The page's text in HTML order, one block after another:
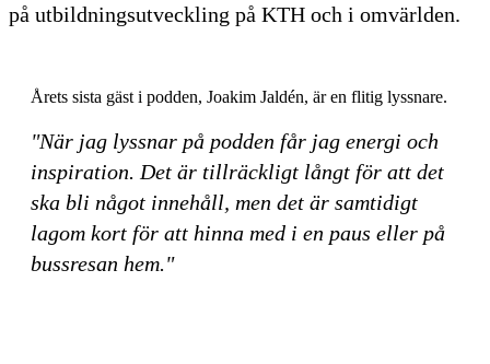
på utbildningsutveckling på KTH och i omvärlden.
Årets sista gäst i podden, Joakim Jaldén, är en flitig lyssnare.
"När jag lyssnar på podden får jag energi och
inspiration. Det är tillräckligt långt för att det
ska bli något innehåll, men det är samtidigt
lagom kort för att hinna med i en paus eller på
bussresan hem."